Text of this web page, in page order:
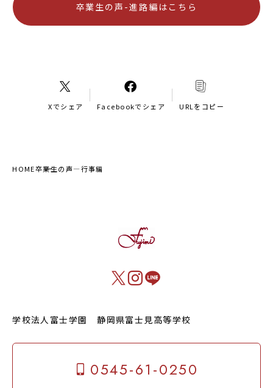
卒業生の声-進路編はこちら
Xでシェア Facebookでシェア URLをコピー
HOME卒業生の声―行事編
学校法人富士学園 静岡県富士見高等学校
0545-61-0250